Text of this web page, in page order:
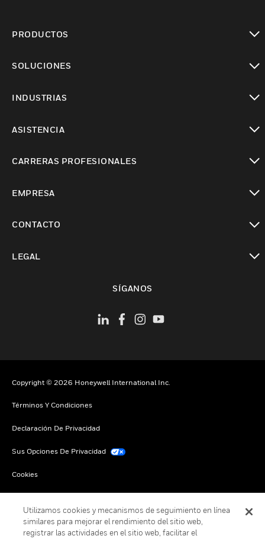
PRODUCTOS
SOLUCIONES
INDUSTRIAS
ASISTENCIA
CARRERAS PROFESIONALES
EMPRESA
CONTACTO
LEGAL
SÍGANOS
Copyright © 2026 Honeywell International Inc.
Términos Y Condiciones
Declaración De Privacidad
Sus Opciones De Privacidad
Cookies
Utilizamos cookies y mecanismos de seguimiento en línea
similares para mejorar el rendimiento del sitio web,
registrar las actividades en el sitio web, facilitar el